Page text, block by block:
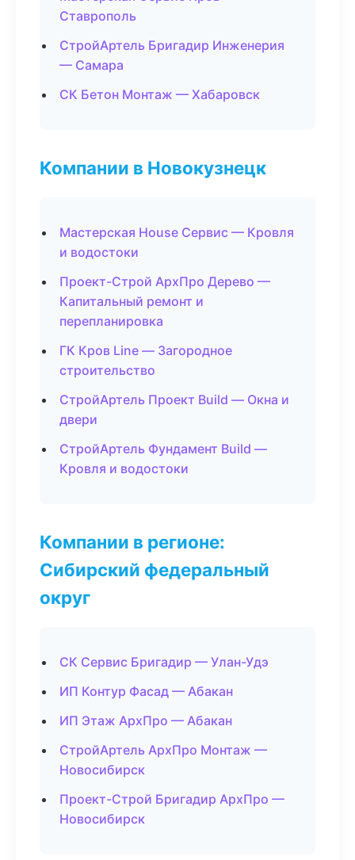
Ставрополь
СтройАртель Бригадир Инженерия
— Самара
СК Бетон Монтаж — Хабаровск
Компании в Новокузнецк
Мастерская House Сервис — Кровля
и водостоки
Проект-Строй АрхПро Дерево —
Капитальный ремонт и
перепланировка
ГК Кров Line — Загородное
строительство
СтройАртель Проект Build — Окна и
двери
СтройАртель Фундамент Build —
Кровля и водостоки
Компании в регионе:
Сибирский федеральный
округ
СК Сервис Бригадир — Улан-Удэ
ИП Контур Фасад — Абакан
ИП Этаж АрхПро — Абакан
СтройАртель АрхПро Монтаж —
Новосибирск
Проект-Строй Бригадир АрхПро —
Новосибирск